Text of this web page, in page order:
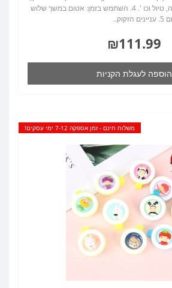
דיג, טיולים רגליים, הליכה, טיול וכו '. 4. השתמש בזמן: אטום במשך שלוש
₪111.99
הוספה לעגלת הקניות
משלוח חינם - זמן אספקה 7-12 ימי עסקים!